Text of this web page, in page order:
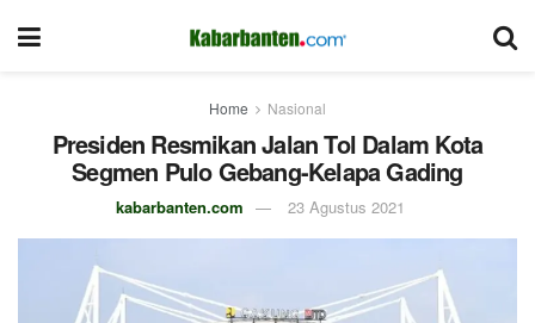
Home Nasional
Presiden Resmikan Jalan Tol Dalam Kota
Segmen Pulo Gebang-Kelapa Gading
kabarbanten.com 23 Agustus 2021